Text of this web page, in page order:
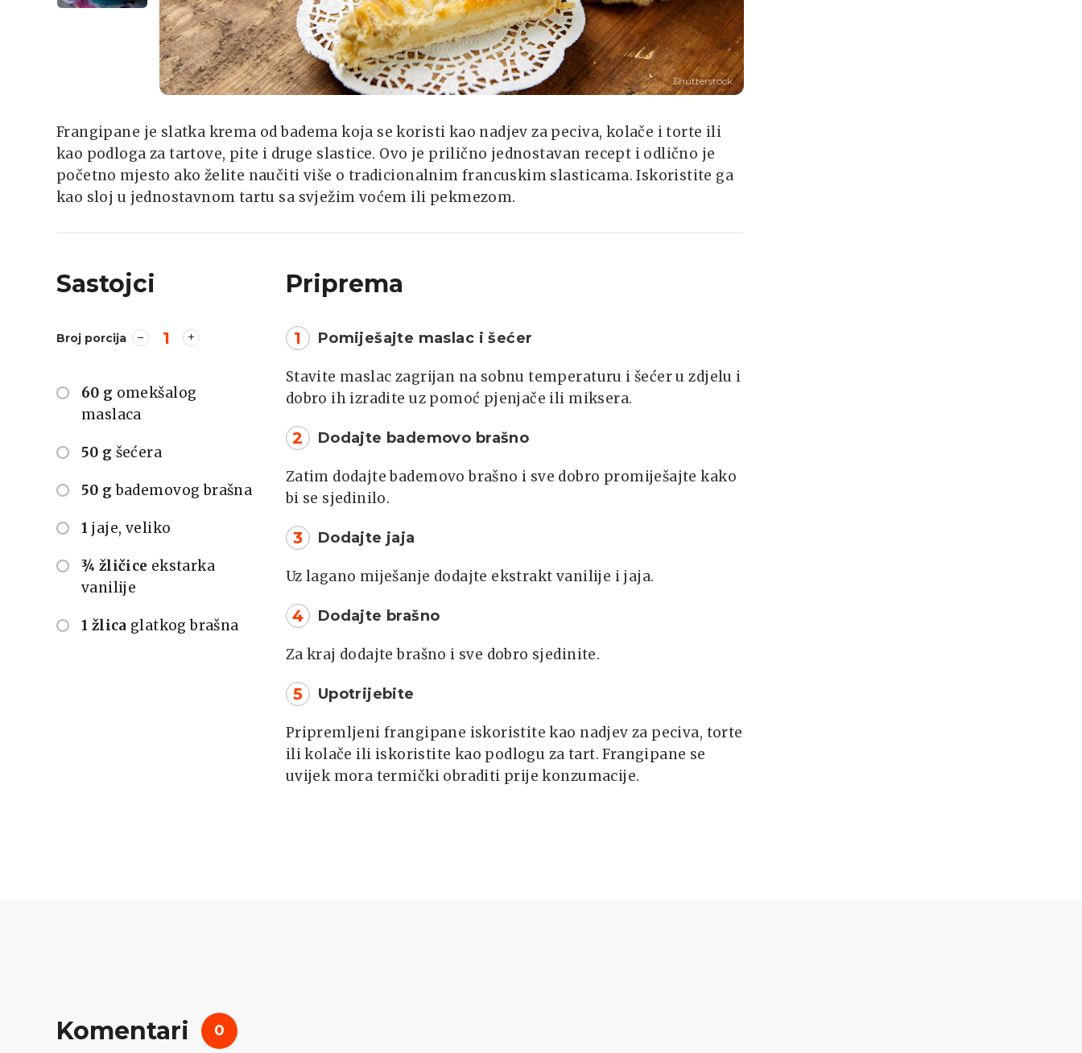
Shutterstock
Frangipane je slatka krema od badema koja se koristi kao nadjev za peciva, kolače i torte ili
kao podloga za tartove, pite i druge slastice. Ovo je prilično jednostavan recept i odlično je
početno mjesto ako želite naučiti više o tradicionalnim francuskim slasticama. Iskoristite ga
kao sloj u jednostavnom tartu sa svježim voćem ili pekmezom.
Sastojci
Broj porcija 1
60 g omekšalog
maslaca
50 g šećera
50 g bademovog brašna
1 jaje, veliko
¾ žličice ekstarka
vanilije
1 žlica glatkog brašna
Priprema
1 Pomiješajte maslac i šećer
Stavite maslac zagrijan na sobnu temperaturu i šećer u zdjelu i
dobro ih izradite uz pomoć pjenjače ili miksera.
2 Dodajte bademovo brašno
Zatim dodajte bademovo brašno i sve dobro promiješajte kako
bi se sjedinilo.
3 Dodajte jaja
Uz lagano miješanje dodajte ekstrakt vanilije i jaja.
4 Dodajte brašno
Za kraj dodajte brašno i sve dobro sjedinite.
5 Upotrijebite
Pripremljeni frangipane iskoristite kao nadjev za peciva, torte
ili kolače ili iskoristite kao podlogu za tart. Frangipane se
uvijek mora termički obraditi prije konzumacije.
Komentari 0